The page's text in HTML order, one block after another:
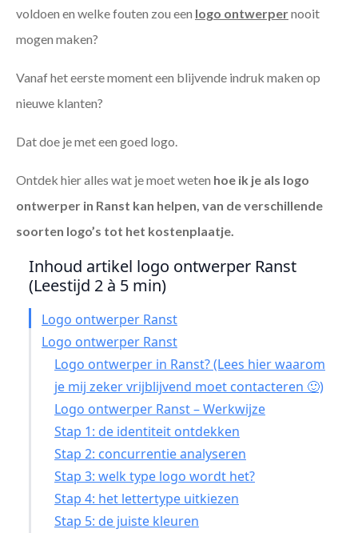
voldoen en welke fouten zou een logo ontwerpernooit
mogen maken?
Vanaf het eerste moment een blijvende indruk maken op
nieuwe klanten?
Dat doe je met een goed logo.
Ontdek hier alles wat je moet weten hoe ik je als logo
ontwerper in Ranst kan helpen, van de verschillende
soorten logo’s tot het kostenplaatje.
Inhoud artikel logo ontwerper Ranst
(Leestijd 2 à 5 min)
Logo ontwerper Ranst
Logo ontwerper Ranst
Logo ontwerper in Ranst? (Lees hier waarom
je mij zeker vrijblijvend moet contacteren 🙂)
Logo ontwerper Ranst – Werkwijze
Stap 1: de identiteit ontdekken
Stap 2: concurrentie analyseren
Stap 3: welk type logo wordt het?
Stap 4: het lettertype uitkiezen
Stap 5: de juiste kleuren